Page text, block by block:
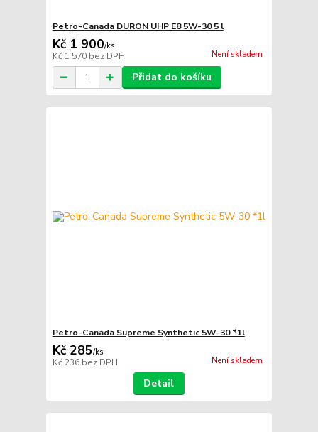
Petro-Canada DURON UHP E8 5W-30 5 l
Kč 1 900/ks
Kč 1 570 bez DPH Není skladem
Přidat do košíku
Petro-Canada Supreme Synthetic 5W-30 *1l
Kč 285/ks
Kč 236 bez DPH Není skladem
Detail